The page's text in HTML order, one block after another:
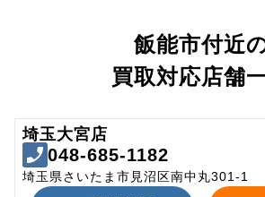
飯能市付近
買取対応店舗
埼玉大宮店
048-685-1182
埼玉県さいたま市見沼区南中丸301-1